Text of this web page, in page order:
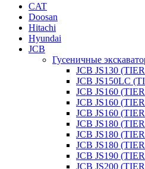
CAT
Doosan
Hitachi
Hyundai
JCB
Гусеничные
JCB JS130
JCB JS150LC
JCB JS160
JCB JS160
JCB JS160
JCB JS180
JCB JS180
JCB JS180
JCB JS190
JCB JS200